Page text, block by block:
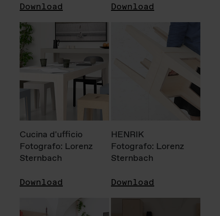
Download Download
Cucina d'ufficio
Fotografo: Lorenz
Sternbach
Download
HENRIK
Fotografo: Lorenz
Sternbach
Download